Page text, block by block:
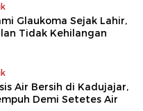
Glaukoma Sejak Lahir,
Tidak Kehilangan
Air Bersih di Kadujajar,
Demi Setetes Air